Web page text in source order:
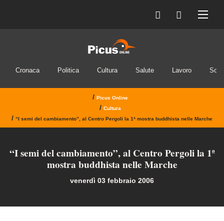
Cronaca Politica Cultura Salute Lavoro
/ Picus Online
/ Cultura
/ “I semi del cambiamento”, al Centro Pergoli la 1ª mostra buddhista nelle Marche
“I semi del cambiamento”, al Centro Pergoli la 1ª
mostra buddhista nelle Marche
venerdì 03 febbraio 2006